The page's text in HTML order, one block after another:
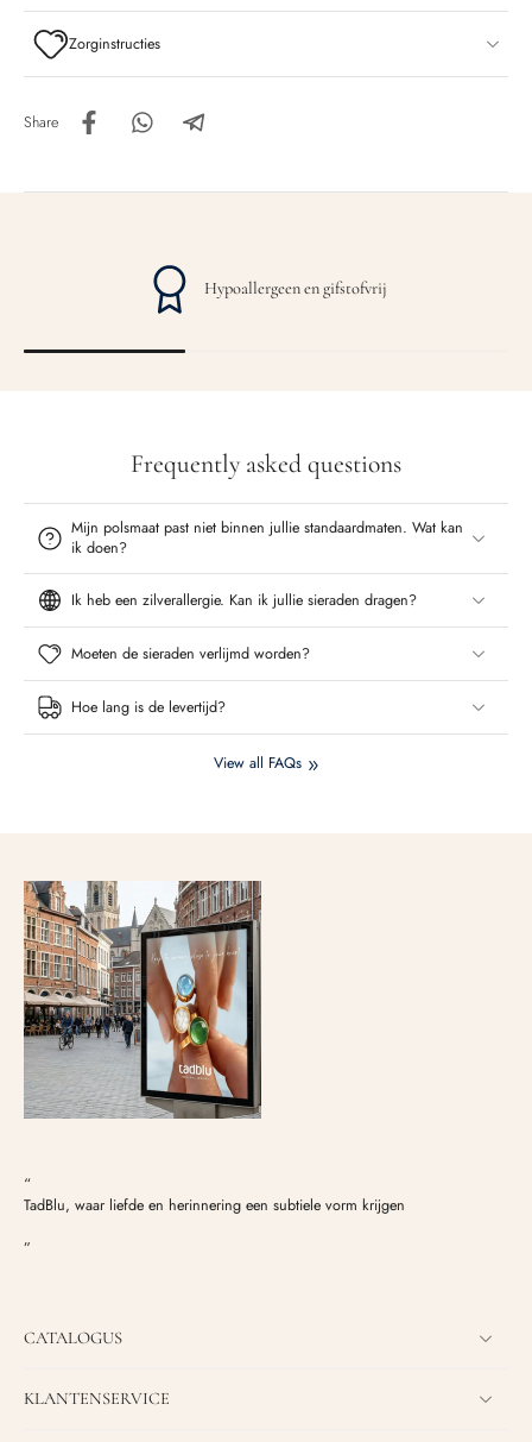
Zorginstructies
Share
Hypoallergeen en gifstofvrij
Frequently asked questions
Mijn polsmaat past niet binnen jullie standaardmaten. Wat kan
ik doen?
Ik heb een zilverallergie. Kan ik jullie sieraden dragen?
Moeten de sieraden verlijmd worden?
Hoe lang is de levertijd?
View all FAQs
“
TadBlu, waar liefde en herinnering een subtiele vorm krijgen
”
CATALOGUS
KLANTENSERVICE